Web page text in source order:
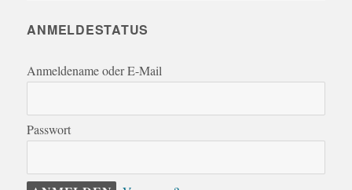
ANMELDESTATUS
Anmeldename oder E-Mail
Passwort